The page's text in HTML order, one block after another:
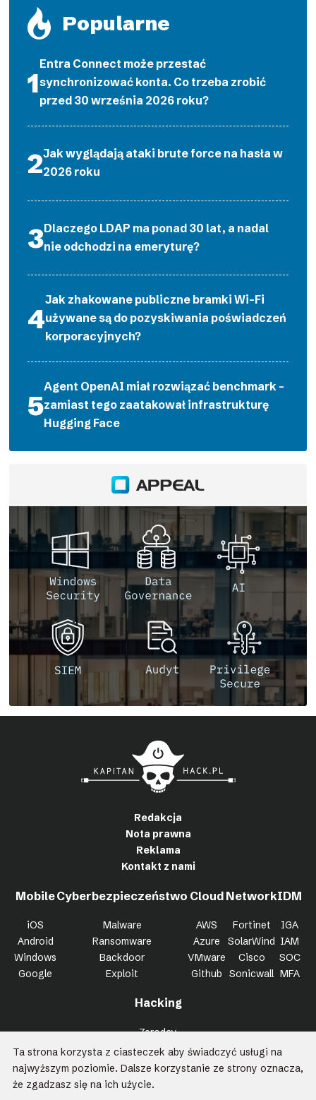
Popularne
Entra Connect może przestać
synchronizować konta. Co trzeba zrobić
przed 30 września 2026 roku?
Jak wyglądają ataki brute force na hasła w
2026 roku
Dlaczego LDAP ma ponad 30 lat, a nadal
nie odchodzi na emeryturę?
Jak zhakowane publiczne bramki Wi-Fi
używane są do pozyskiwania poświadczeń
korporacyjnych?
Agent OpenAI miał rozwiązać benchmark –
zamiast tego zaatakował infrastrukturę
Hugging Face
Redakcja
Nota prawna
Reklama
Kontakt z nami
Mobile
iOS
Android
Windows
Google
Cyberbezpieczeństwo
Malware
Ransomware
Backdoor
Exploit
Cloud
AWS
Azure
VMware
Github
Network
Fortinet
SolarWind
Cisco
Sonicwall
IDM
IGA
IAM
SOC
MFA
Hacking
Zeroday
Bypass
Trojan
Killchain
Ta strona korzysta z ciasteczek aby świadczyć usługi na
najwyższym poziomie. Dalsze korzystanie ze strony oznacza,
że zgadzasz się na ich użycie.